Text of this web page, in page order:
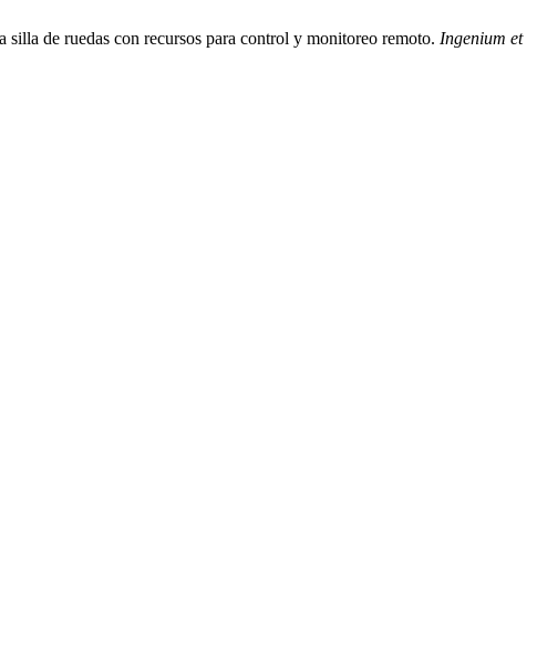
de ruedas con recursos para control y monitoreo remoto. Ingenium et